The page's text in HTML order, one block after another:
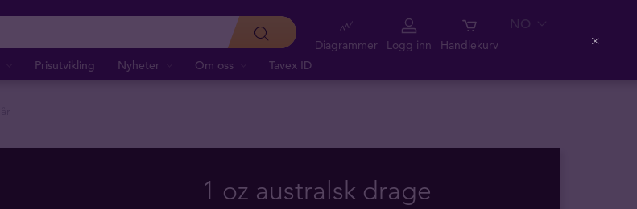
Prisutvikling Nyheter Om oss Tavex ID
Diagrammer Logg inn Handlekurv
NO
1 oz australsk drage
Close